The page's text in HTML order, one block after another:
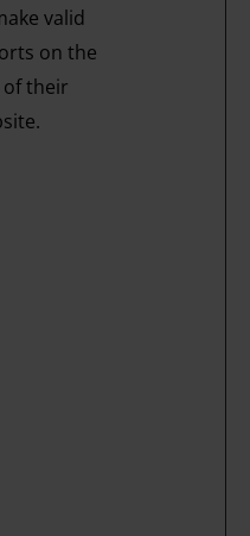
valid
on the
of their